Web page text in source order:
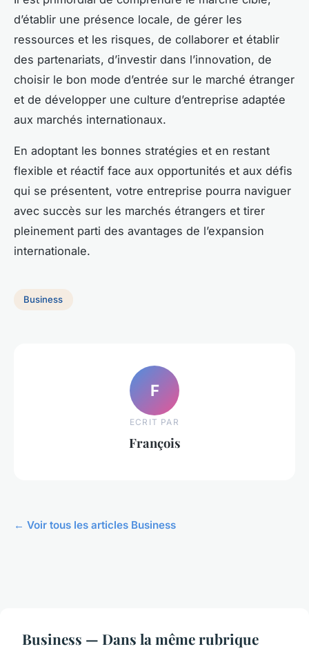
d’établir une présence locale, de gérer les
ressources et les risques, de collaborer et établir
des partenariats, d’investir dans l’innovation, de
choisir le bon mode d’entrée sur le marché étranger
et de développer une culture d’entreprise adaptée
aux marchés internationaux.
En adoptant les bonnes stratégies et en restant
flexible et réactif face aux opportunités et aux défis
qui se présentent, votre entreprise pourra naviguer
avec succès sur les marchés étrangers et tirer
pleinement parti des avantages de l’expansion
internationale.
Business
F
ECRIT PAR
François
← Voir tous les articles Business
Business — Dans la même rubrique